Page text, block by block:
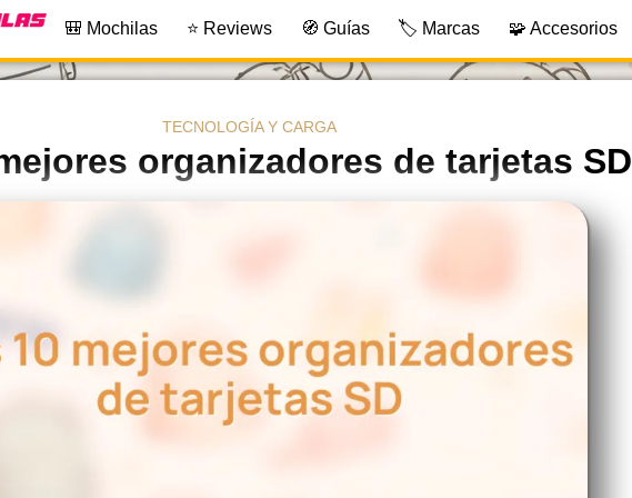
🎒 Mochilas ⭐ Reviews 🧭 Guías 🏷️ Marcas 🧩 Accesorios
TECNOLOGÍA Y CARGA
organizadores de tarjetas SD